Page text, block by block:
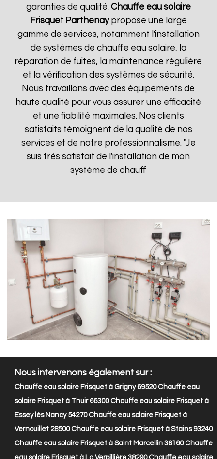
garanties de qualité. Chauffe eau solaire
Frisquet Parthenaypropose une large
gamme de services, notamment l'installation
de systèmes de chauffe eau solaire, la
réparation de fuites, la maintenance régulière
et la vérification des systèmes de sécurité.
Nous travaillons avec des équipements de
haute qualité pour vous assurer une efficacité
et une fiabilité maximales. Nos clients
satisfaits témoignent de la qualité de nos
services et de notre professionnalisme. "Je
suis très satisfait de l'installation de mon
système de chauff
Nous intervenons également sur :
Chauffe eau solaire Frisquet à Grigny 69520Chauffe eau
solaire Frisquet à Thuir 66300Chauffe eau solaire Frisquet à
Essey lès Nancy 54270Chauffe eau solaire Frisquet à
Vernouillet 28500Chauffe eau solaire Frisquet à Stains 93240
Chauffe eau solaire Frisquet à Saint Marcellin 38160Chauffe
eau solaire Frisquet à La Verpillière 38290Chauffe eau solaire